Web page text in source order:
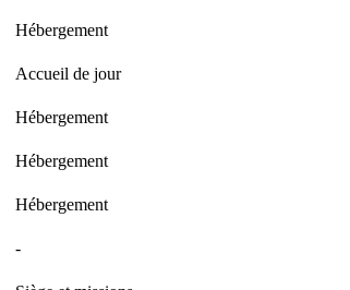
Hébergement
Accueil de jour
Hébergement
Hébergement
Hébergement
-